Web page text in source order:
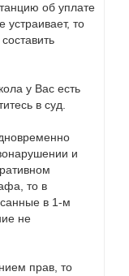
об уплате
то
у Вас есть
в суд.
и
то в
в 1-м
не
прав, то